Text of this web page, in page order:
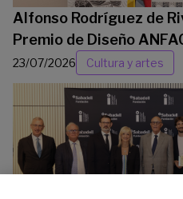
Alfonso Rodríguez de
Premio de Diseño
23/07/2026 Cultura y artes